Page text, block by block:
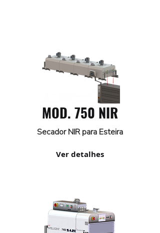
MOD. 750 NIR
Secador NIR para Esteira
Ver detalhes